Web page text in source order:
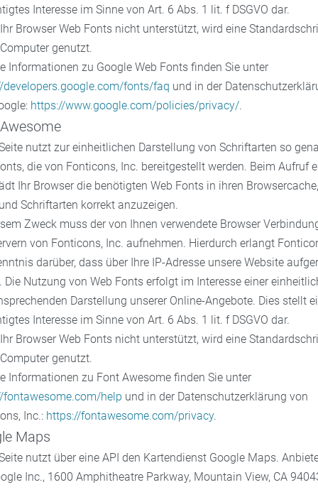
Interesse im Sinne von Art. 6 Abs. 1 lit. f DSGVO dar.
Browser Web Fonts nicht unterstützt, wird eine
genutzt.
Informationen zu Google Web Fonts finden Sie unter
developers.google.com/fonts/faq und in der
https://www.google.com/policies/privacy/.
nutzt zur einheitlichen Darstellung von Schriftarten so
die von Fonticons, Inc. bereitgestellt werden. Beim Aufruf
Ihr Browser die benötigten Web Fonts in ihren
Schriftarten korrekt anzuzeigen.
Zweck muss der von Ihnen verwendete Browser
von Fonticons, Inc. aufnehmen. Hierdurch erlangt
darüber, dass über Ihre IP-Adresse unsere Website
Die Nutzung von Web Fonts erfolgt im Interesse einer
Darstellung unserer Online-Angebote. Dies stellt
Interesse im Sinne von Art. 6 Abs. 1 lit. f DSGVO dar.
Browser Web Fonts nicht unterstützt, wird eine
genutzt.
Informationen zu Font Awesome finden Sie unter
fontawesome.com/help und in der Datenschutzerklärung von
Inc.: https://fontawesome.com/privacy.
Maps
nutzt über eine API den Kartendienst Google Maps.
Inc., 1600 Amphitheatre Parkway, Mountain View, CA